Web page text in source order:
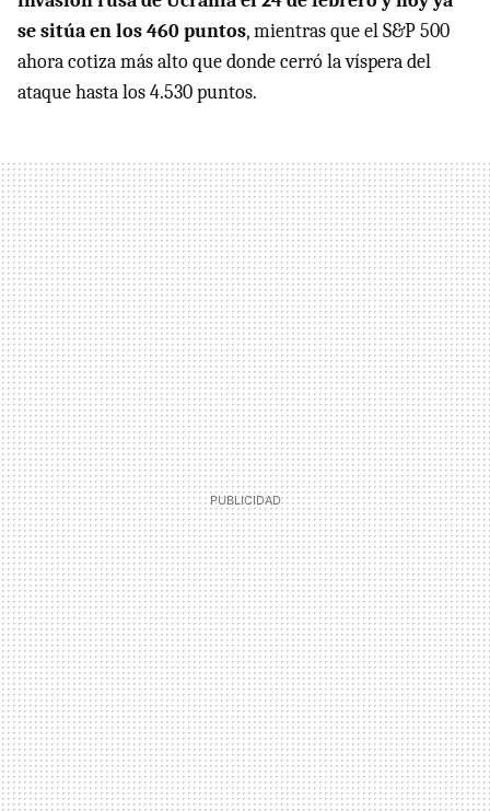
se sitúa en los 460 puntos, mientras que el S&P 500
ahora cotiza más alto que donde cerró la víspera del
ataque hasta los 4.530 puntos.